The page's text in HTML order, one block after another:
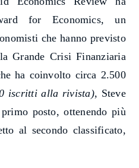
for Economics, un
che hanno previsto
Grande Crisi Finanziaria
ha coinvolto circa 2.500
iscritti alla rivista), Steve
posto, ottenendo più
al secondo classificato,